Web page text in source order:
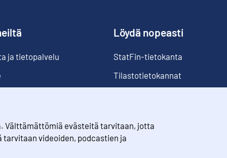
Välttämättömiä evästeitä tarvitaan, jotta
videoiden, podcastien ja
ja tietopalvelu
Löydä nopeasti
StatFin-tietokanta
Tilastotietokannat
Rahanarvonmuunnin